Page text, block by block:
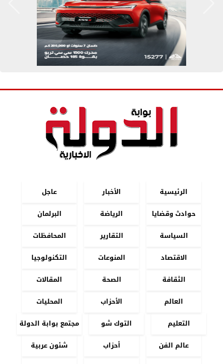
الرئيسية الأخبار
عاجل
حوادث وقضايا
الرياضة
البرلمان
السياسة
التقارير
المحافظات
الاقتصاد
المنوعات
التكنولوجيا
الثقافة
الصحة
المقالات
العالم
الأحزاب
المحليات
التعليم
التوك شو
مجتمع بوابة الدولة
عالم الفن
أحزاب
شئون عربية